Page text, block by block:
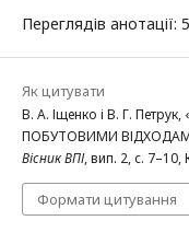
Переглядів анотації:
Як цитувати
В. А. Іщенко і В. Г.
ПОБУТОВИМИ
Вісник ВПІ, вип. 2, с. 7–10,
Формати цитування